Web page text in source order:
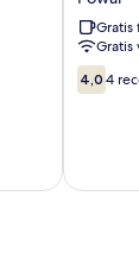
Powai
Powai
Gratis
4.0
av
4,0 4